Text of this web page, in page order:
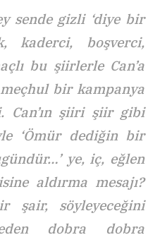
sende gizli ‘diye bir
kaderci, boşverci,
bu şiirlerle Can’a
bir kampanya
Can’ın şiiri şiir gibi
‘Ömür dediğin bir
ye, iç, eğlen
aldırma mesajı?
şair, söyleyeceğini
dobra dobra